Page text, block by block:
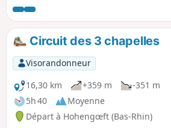
mènera à travers de majestueux chênes
et hêtres et mettra en lumière le passé
comme le présent militaire de la forêt.
Circuit des 3 chapelles
Visorandonneur
16,30 km
+359 m
-351 m
5h 40
Moyenne
Départ à Hohengœft (Bas-Rhin)